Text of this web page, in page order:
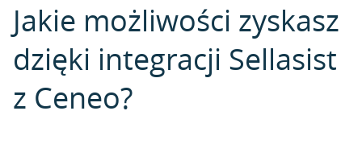
Jakie możliwości zyskasz
dzięki integracji Sellasist
z Ceneo?